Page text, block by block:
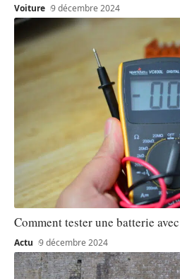
Voiture 9 décembre 2024
Comment tester une batterie
Actu 9 décembre 2024